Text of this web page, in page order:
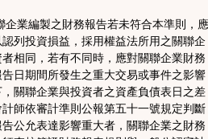
企業編製之財務報告若未符合本準則，
列投資損益，採用權益法所用之關聯企
相同，若有不同時，應對關聯企業財務
日期間所發生之重大交易或事件之影響
關聯企業與投資者之資產負債表日之差
師依審計準則公報第五十一號規定判斷
公允表達影響重大者，關聯企業之財務